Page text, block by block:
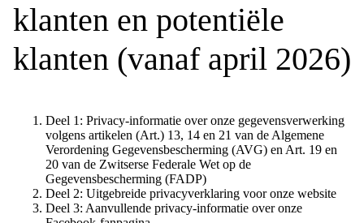
klanten en potentiële
klanten (vanaf april 2026)
Deel 1: Privacy-informatie over onze gegevensverwerking
volgens artikelen (Art.) 13, 14 en 21 van de Algemene
Verordening Gegevensbescherming (AVG) en Art. 19 en
20 van de Zwitserse Federale Wet op de
Gegevensbescherming (FADP)
Deel 2: Uitgebreide privacyverklaring voor onze website
Deel 3: Aanvullende privacy-informatie over onze